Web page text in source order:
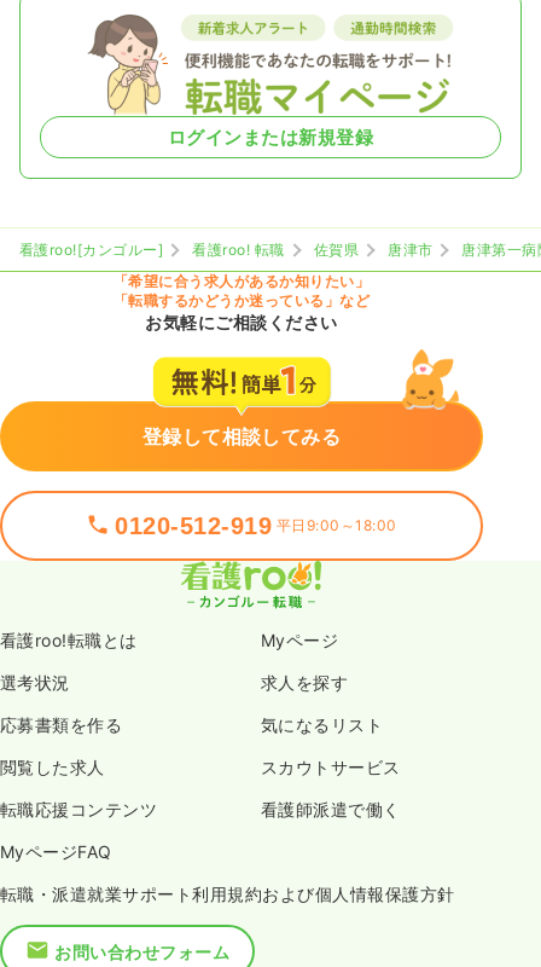
ログインまたは新規登録
看護roo![カンゴルー] 看護roo! 転職 佐賀県 唐津市
唐津第一病
「希望に合う求人があるか知りたい」
「転職するかどうか迷っている」など
お気軽にご相談ください
登録して相談してみる
0120-512-919 平日9:00～18:00
看護roo!転職とは Myページ
選考状況 求人を探す
応募書類を作る 気になるリスト
閲覧した求人 スカウトサービス
転職応援コンテンツ 看護師派遣で働く
MyページFAQ
転職・派遣就業サポート利用規約および個人情報保護方針
お問い合わせフォーム